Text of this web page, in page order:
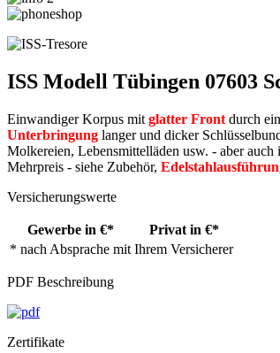
ISS Modell Tübingen 07603
Einwandiger Korpus mit glatter Front durch
Unterbringung langer und dicker
Molkereien, Lebensmittelläden usw. - aber
Mehrpreis - siehe Zubehör,
Versicherungswerte
Gewerbe in €*
Privat in €*
* nach Absprache mit Ihrem Versicherer
PDF Beschreibung
Zertifikate